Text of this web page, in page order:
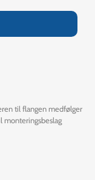
til flangen medfølger
monteringsbeslag